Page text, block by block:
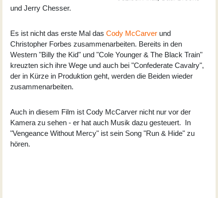
und Jerry Chesser.
Es ist nicht das erste Mal das Cody McCarver und
Christopher Forbes zusammenarbeiten. Bereits in den
Western "Billy the Kid" und "Cole Younger & The Black Train"
kreuzten sich ihre Wege und auch bei "Confederate Cavalry",
der in Kürze in Produktion geht, werden die Beiden wieder
zusammenarbeiten.
Auch in diesem Film ist Cody McCarver nicht nur vor der
Kamera zu sehen - er hat auch Musik dazu gesteuert. In
"Vengeance Without Mercy" ist sein Song "Run & Hide" zu
hören.